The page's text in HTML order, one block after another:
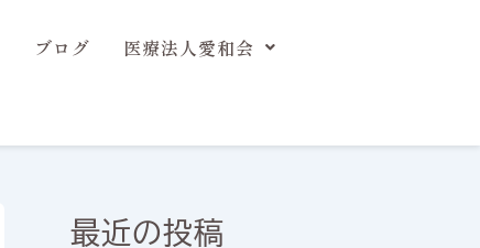
ブログ
医療法人愛和会
最近の投稿